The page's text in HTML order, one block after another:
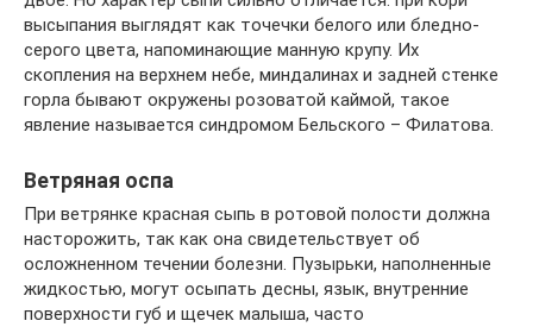
высыпания выглядят как точечки белого или бледно-
серого цвета, напоминающие манную крупу. Их
скопления на верхнем небе, миндалинах и задней стенке
горла бывают окружены розоватой каймой, такое
явление называется синдромом Бельского – Филатова.
Ветряная оспа
При ветрянке красная сыпь в ротовой полости должна
насторожить, так как она свидетельствует об
осложненном течении болезни. Пузырьки, наполненные
жидкостью, могут осыпать десны, язык, внутренние
поверхности губ и щечек малыша, часто